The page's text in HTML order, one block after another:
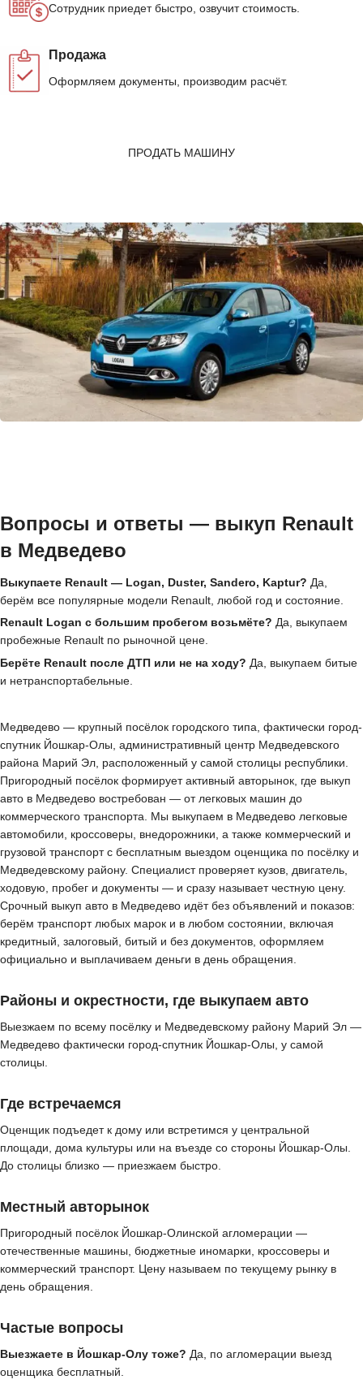
Сотрудник приедет быстро, озвучит стоимость.
Продажа
Оформляем документы, производим расчёт.
ПРОДАТЬ МАШИНУ
Вопросы и ответы — выкуп Renault
в Медведево
Выкупаете Renault — Logan, Duster, Sandero, Kaptur? Да,
берём все популярные модели Renault, любой год и состояние.
Renault Logan с большим пробегом возьмёте? Да, выкупаем
пробежные Renault по рыночной цене.
Берёте Renault после ДТП или не на ходу? Да, выкупаем битые
и нетранспортабельные.
Медведево — крупный посёлок городского типа, фактически город-
спутник Йошкар-Олы, административный центр Медведевского
района Марий Эл, расположенный у самой столицы республики.
Пригородный посёлок формирует активный авторынок, где выкуп
авто в Медведево востребован — от легковых машин до
коммерческого транспорта. Мы выкупаем в Медведево легковые
автомобили, кроссоверы, внедорожники, а также коммерческий и
грузовой транспорт с бесплатным выездом оценщика по посёлку и
Медведевскому району. Специалист проверяет кузов, двигатель,
ходовую, пробег и документы — и сразу называет честную цену.
Срочный выкуп авто в Медведево идёт без объявлений и показов:
берём транспорт любых марок и в любом состоянии, включая
кредитный, залоговый, битый и без документов, оформляем
официально и выплачиваем деньги в день обращения.
Районы и окрестности, где выкупаем авто
Выезжаем по всему посёлку и Медведевскому району Марий Эл —
Медведево фактически город-спутник Йошкар-Олы, у самой
столицы.
Где встречаемся
Оценщик подъедет к дому или встретимся у центральной
площади, дома культуры или на въезде со стороны Йошкар-Олы.
До столицы близко — приезжаем быстро.
Местный авторынок
Пригородный посёлок Йошкар-Олинской агломерации —
отечественные машины, бюджетные иномарки, кроссоверы и
коммерческий транспорт. Цену называем по текущему рынку в
день обращения.
Частые вопросы
Выезжаете в Йошкар-Олу тоже? Да, по агломерации выезд
оценщика бесплатный.